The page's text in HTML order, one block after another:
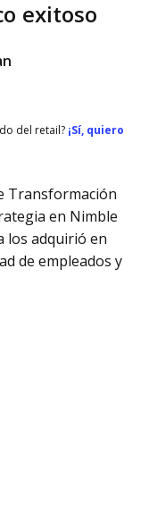
exitoso
del retail? ¡Sí, quiero
Transformación
en Nimble
los adquirió en
de empleados y